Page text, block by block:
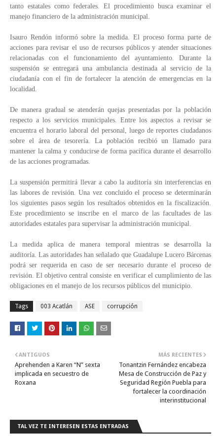
tanto estatales como federales. El procedimiento busca examinar el
manejo financiero de la administración municipal.
Isauro Rendón informó sobre la medida. El proceso forma parte de
acciones para revisar el uso de recursos públicos y atender situaciones
relacionadas con el funcionamiento del ayuntamiento. Durante la
suspensión se entregará una ambulancia destinada al servicio de la
ciudadanía con el fin de fortalecer la atención de emergencias en la
localidad.
De manera gradual se atenderán quejas presentadas por la población
respecto a los servicios municipales. Entre los aspectos a revisar se
encuentra el horario laboral del personal, luego de reportes ciudadanos
sobre el área de tesorería. La población recibió un llamado para
mantener la calma y conducirse de forma pacífica durante el desarrollo
de las acciones programadas.
La suspensión permitirá llevar a cabo la auditoría sin interferencias en
las labores de revisión. Una vez concluido el proceso se determinarán
los siguientes pasos según los resultados obtenidos en la fiscalización.
Este procedimiento se inscribe en el marco de las facultades de las
autoridades estatales para supervisar la administración municipal.
La medida aplica de manera temporal mientras se desarrolla la
auditoría. Las autoridades han señalado que Guadalupe Lucero Bárcenas
podrá ser requerida en caso de ser necesario durante el proceso de
revisión. El objetivo central consiste en verificar el cumplimiento de las
obligaciones en el manejo de los recursos públicos del municipio.
Tags 003 Acatlán ASE corrupción
MÁS RECIENTES
Tonantzin Fernández encabeza
Mesa de Construcción de Paz y
Seguridad Región Puebla para
fortalecer la coordinación
interinstitucional
ANTIGUOS
Aprehenden a Karen “N” sexta
implicada en secuestro de
Roxana
TAL VEZ TE INTERESEN ESTAS ENTRADAS